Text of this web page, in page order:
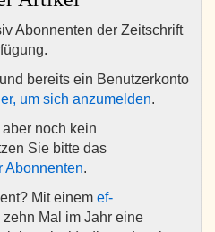
Abonnenten der Zeitschrift
bereits ein Benutzerkonto
um sich anzumelden.
noch kein
Sie bitte das
Abonnenten.
Mit einem ef-
Mal im Jahr eine